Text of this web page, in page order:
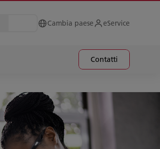
Cambia paese eService
Contatti